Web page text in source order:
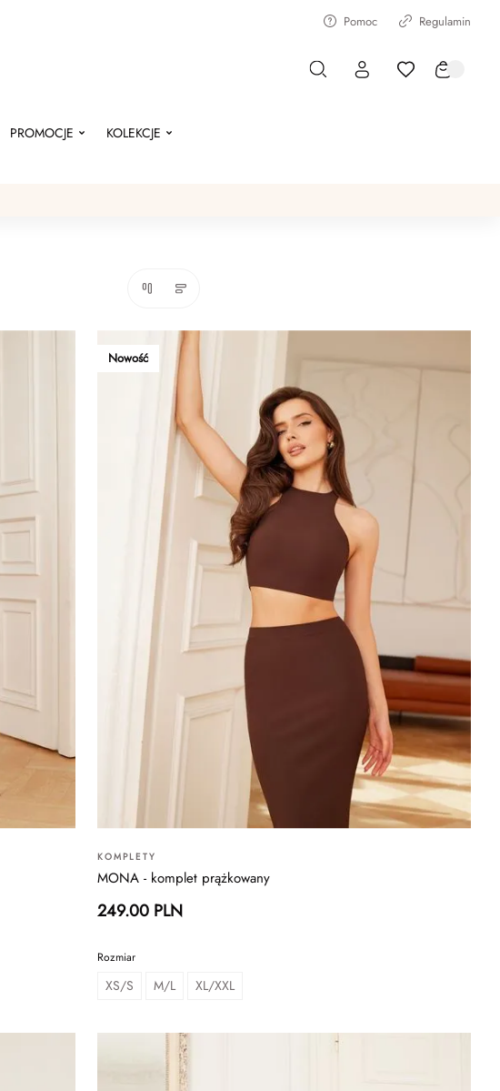
Pomoc Regulamin
PROMOCJE KOLEKCJE
Nowość
KOMPLETY
MONA - komplet prążkowany
249.00 PLN
Rozmiar
XS/S M/L XL/XXL